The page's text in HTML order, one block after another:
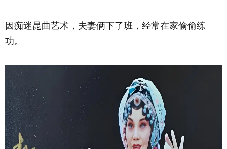
因痴迷昆曲艺术，夫妻俩下了班，经常在家偷偷练
功。